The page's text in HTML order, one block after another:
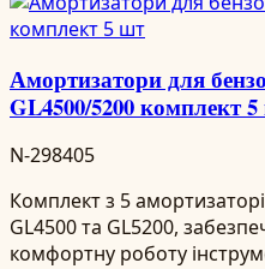
Амортизатори для
GL4500/5200 комплект
N-298405
Комплект з 5
GL4500 та GL5200,
комфортну роботу